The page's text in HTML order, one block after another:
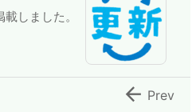
しました。
 Prev